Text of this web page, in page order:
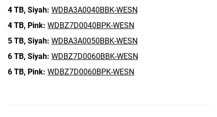
4 TB, Siyah: WDBA3A0040BBK-WESN
4 TB, Pink: WDBZ7D0040BPK-WESN
5 TB, Siyah: WDBA3A0050BBK-WESN
6 TB, Siyah: WDBZ7D0060BBK-WESN
6 TB, Pink: WDBZ7D0060BPK-WESN